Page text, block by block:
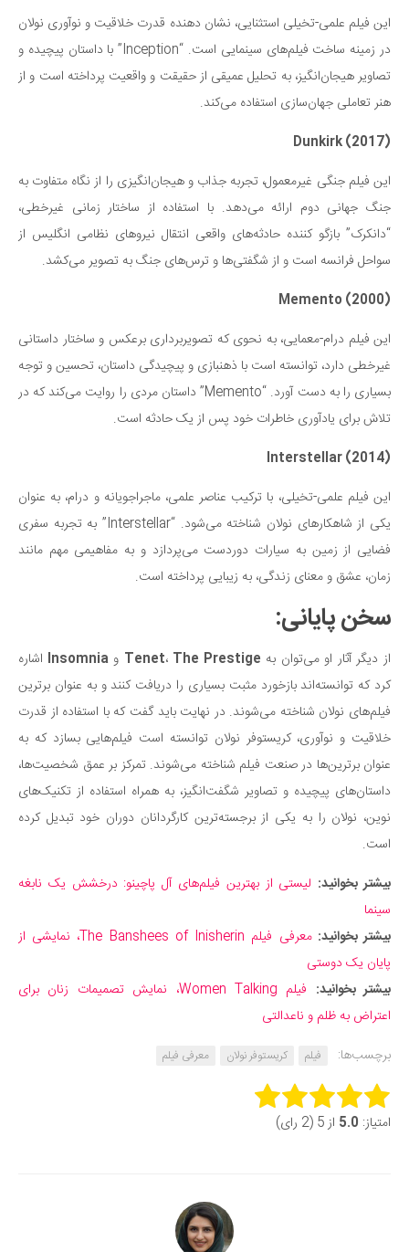
بازی
طنز
فال
مسابقه
اخبار
این فیلم علمی-تخیلی استثنایی، نشان دهنده قدرت خلاقیت و نوآوری نولان
در زمینه ساخت فیلم‌های سینمایی است. “Inception” با داستان پیچیده و
تصاویر هیجان‌انگیز، به تحلیل عمیقی از حقیقت و واقعیت پرداخته است و از
هنر تعاملی جهان‌سازی استفاده می‌کند.
Dunkirk (2017)
این فیلم جنگی غیرمعمول، تجربه جذاب و هیجان‌انگیزی را از نگاه متفاوت به
جنگ جهانی دوم ارائه می‌دهد. با استفاده از ساختار زمانی غیرخطی،
“دانکرک” بازگو کننده حادثه‌های واقعی انتقال نیروهای نظامی انگلیس از
سواحل فرانسه است و از شگفتی‌ها و ترس‌های جنگ به تصویر می‌کشد.
Memento (2000)
این فیلم درام-معمایی، به نحوی که تصویربرداری برعکس و ساختار داستانی
غیرخطی دارد، توانسته است با ذهنبازی و پیچیدگی داستان، تحسین و توجه
بسیاری را به دست آورد. “Memento” داستان مردی را روایت می‌کند که در
تلاش برای یادآوری خاطرات خود پس از یک حادثه است.
Interstellar (2014)
این فیلم علمی-تخیلی، با ترکیب عناصر علمی، ماجراجویانه و درام، به عنوان
یکی از شاهکارهای نولان شناخته می‌شود. “Interstellar” به تجربه سفری
فضایی از زمین به سیارات دوردست می‌پردازد و به مفاهیمی مهم مانند
زمان، عشق و معنای زندگی، به زیبایی پرداخته است.
سخن پایانی:
از دیگر آثار او می‌توان به Tenet، The Prestige وInsomnia اشاره
کرد که توانسته‌اند بازخورد مثبت بسیاری را دریافت کنند و به عنوان برترین
فیلم‌های نولان شناخته می‌شوند. در نهایت باید گفت که با استفاده از قدرت
خلاقیت و نوآوری، کریستوفر نولان توانسته است فیلم‌هایی بسازد که به
عنوان برترین‌ها در صنعت فیلم شناخته می‌شوند. تمرکز بر عمق شخصیت‌ها،
داستان‌های پیچیده و تصاویر شگفت‌انگیز، به همراه استفاده از تکنیک‌های
نوین، نولان را به یکی از برجسته‌ترین کارگردانان دوران خود تبدیل کرده
است.
بیشتر بخوانید: لیستی از بهترین فیلم‌های آل پاچینو: درخشش یک نابغه
سینما
بیشتر بخوانید:
معرفی فیلم The Banshees of Inisherin، نمایشی از
پایان یک دوستی
بیشتر بخوانید:
فیلم Women Talking، نمایش تصمیمات زنان برای
اعتراض به ظلم و ناعدالتی
برچسب‌ها:
فیلم کریستوفر نولان معرفی فیلم
Rate this item:
امتیاز: 5.0 از 5 (2 رای)